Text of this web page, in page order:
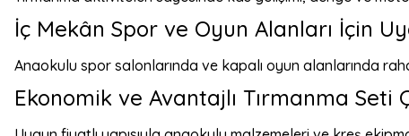
İç Mekân Spor ve Oyun Alanları İçin
Anaokulu spor salonlarında ve kapalı oyun alanlarında
Ekonomik ve Avantajlı Tırmanma Seti